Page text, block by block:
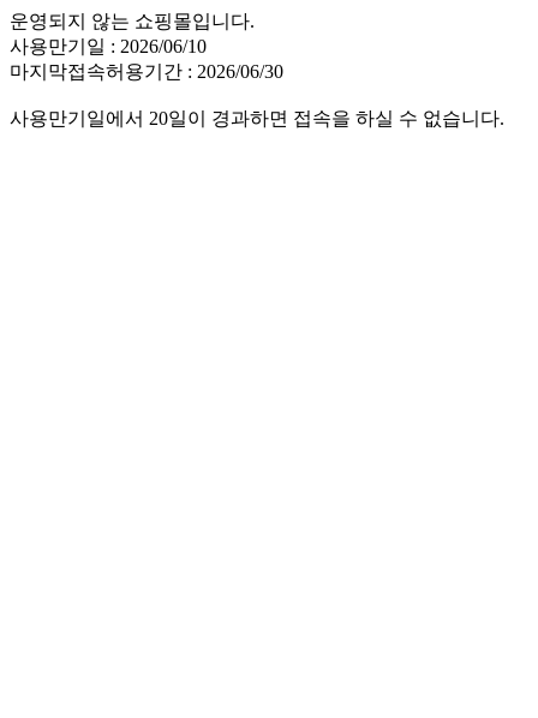
운영되지 않는 쇼핑몰입니다.
사용만기일 : 2026/06/10
마지막접속허용기간 : 2026/06/30
사용만기일에서 20일이 경과하면 접속을 하실 수 없습니다.